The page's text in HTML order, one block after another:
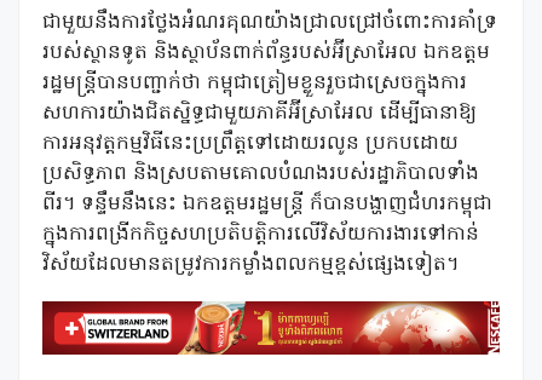
ជាមួយនឹងការថ្លែងអំណរគុណយ៉ាងជ្រាលជ្រៅចំពោះការគាំទ្រ
របស់ស្ថានទូត និងស្ថាប័នពាក់ព័ន្ធរបស់អ៊ីស្រាអែល ឯកឧត្តម
រដ្ឋមន្ត្រីបានបញ្ជាក់ថា កម្ពុជាត្រៀមខ្លួនរួចជាស្រេចក្នុងការ
សហការយ៉ាងជិតស្និទ្ធជាមួយភាគីអ៊ីស្រាអែល ដើម្បីធានាឱ្យ
ការអនុវត្តកម្មវិធីនេះប្រព្រឹត្តទៅដោយរលូន ប្រកបដោយ
ប្រសិទ្ធភាព និងស្របតាមគោលបំណងរបស់រដ្ឋាភិបាលទាំង
ពីរ។ ទន្ទឹមនឹងនេះ ឯកឧត្តមរដ្ឋមន្ត្រី ក៏បានបង្ហាញជំហរកម្ពុជា
ក្នុងការពង្រីកកិច្ចសហប្រតិបត្តិការលើវិស័យការងារទៅកាន់
វិស័យដែលមានតម្រូវការកម្លាំងពលកម្មខ្ពស់ផ្សេងទៀត។